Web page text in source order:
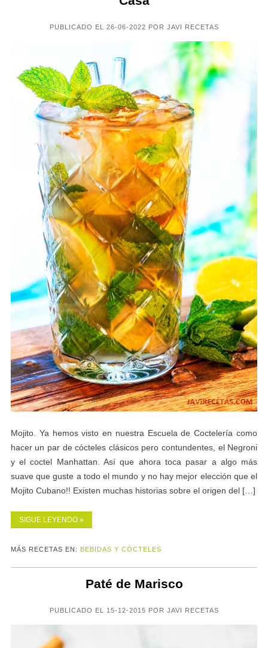
PUBLICADO EL 26-06-2022 POR JAVI RECETAS
Mojito. Ya hemos visto en nuestra Escuela de Coctelería como
hacer un par de cócteles clásicos pero contundentes, el Negroni
y el coctel Manhattan. Así que ahora toca pasar a algo más
suave que guste a todo el mundo y no hay mejor elección que el
Mojito Cubano!! Existen muchas historias sobre el origen del […]
SIGUE LEYENDO »
MÁS RECETAS EN: BEBIDAS Y CÓCTELES
Paté de Marisco
PUBLICADO EL 15-12-2015 POR JAVI RECETAS